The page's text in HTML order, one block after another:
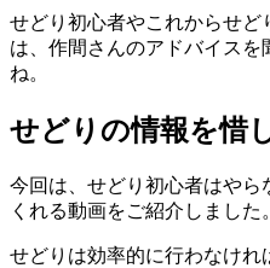
せどり初心者やこれからせ
は、作間さんのアドバイス
ね。
せどりの情報を惜
今回は、せどり初心者はやら
くれる動画をご紹介しました。
せどりは効率的に行わなけ